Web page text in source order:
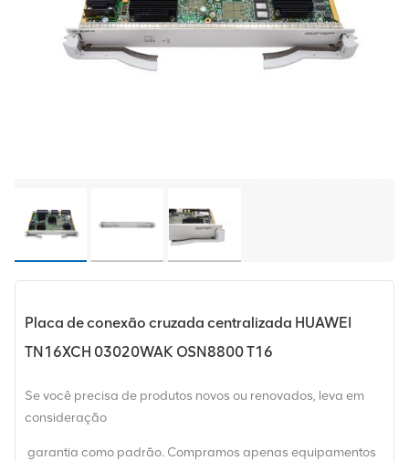
Placa de conexão cruzada centralizada HUAWEI
TN16XCH 03020WAK OSN8800 T16
Se você precisa de produtos novos ou renovados, leva em
consideração
garantia como padrão. Compramos apenas equipamentos